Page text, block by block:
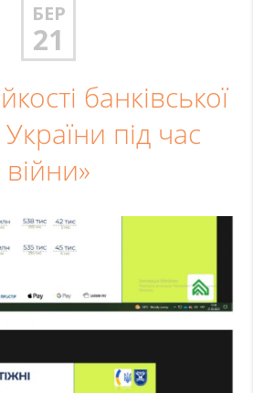
БЕР
21
банківської
під час
війни»